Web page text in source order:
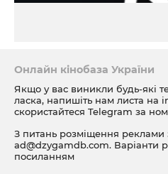
Онлайн кінобаза України
Якщо у вас виникли будь-які
ласка, напишіть нам листа на
скористайтеся Telegram за
З питань розміщення реклами
ad@dzygamdb.com. Варіанти
посиланням